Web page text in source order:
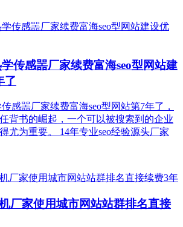
传感噐厂家续费富海​seo型网站建
了
感噐厂家续费富海​seo型网站第7年了，
背书的崛起，一个可以被搜索到的企业
尤为重要。 14年专业seo经验源头厂家
厂家使用城市网站站群排名直接